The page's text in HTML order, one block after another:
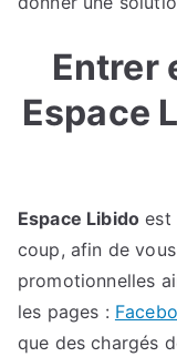
Entrer
Espace
Espace Libido est
coup, afin de
promotionnelles
les pages :
que des chargés